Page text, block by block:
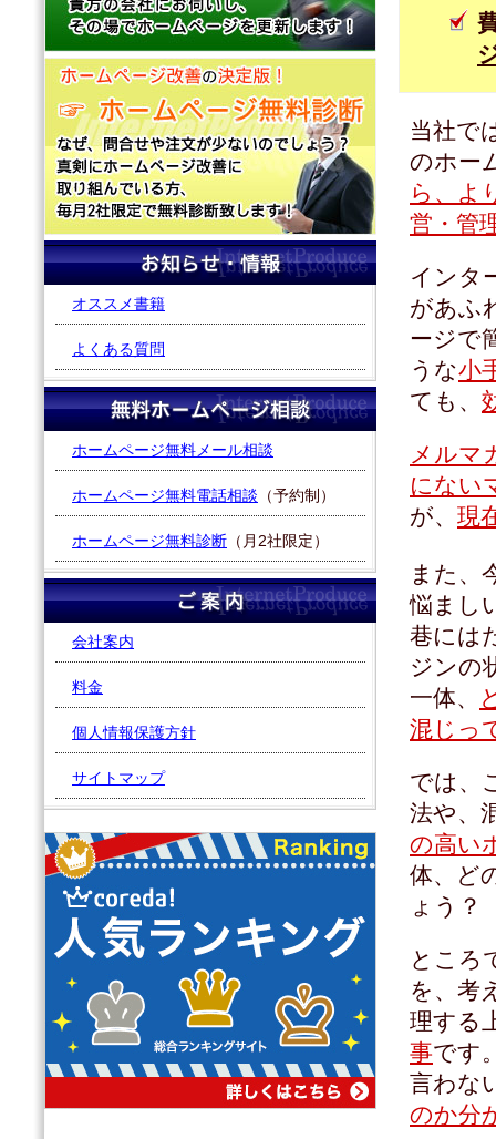
当社で
のホー
ら、よ
営・管
インタ
があふ
ージで
うな小
ても、
メルマ
にない
が、 現
また、
悩まし
巷には
ジンの
一体、
混じっ
では、
法や、
の高い
体、ど
ょう？
ところ
を、考
理する
事です
言わな
のか分
オススメ書籍
よくある質問
ホームページ無料メール相談
ホームページ無料電話相談 （予約制）
ホームページ無料診断 （月2社限定）
会社案内
料金
個人情報保護方針
サイトマップ